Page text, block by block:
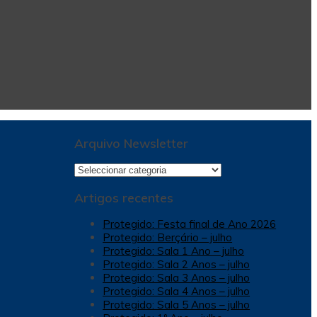
Arquivo Newsletter
Arquivo
Artigos recentes
Protegido: Festa final de Ano 2026
Protegido: Berçário – julho
Protegido: Sala 1 Ano – julho
Protegido: Sala 2 Anos – julho
Protegido: Sala 3 Anos – julho
Protegido: Sala 4 Anos – julho
Protegido: Sala 5 Anos – julho